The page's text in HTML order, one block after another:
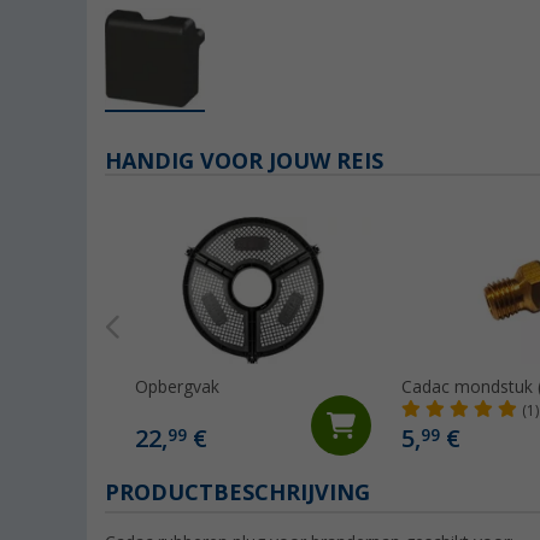
HANDIG VOOR JOUW REIS
Opbergvak
22,99 €
Cadac mondstuk
(1)
5,99 €
PRODUCTBESCHRIJVING